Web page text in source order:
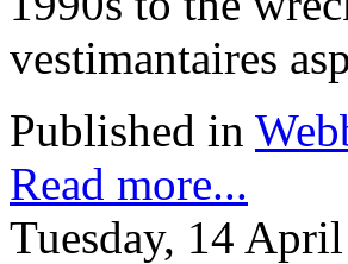
vestimantaires
Published in
Read more...
Tuesday, 14